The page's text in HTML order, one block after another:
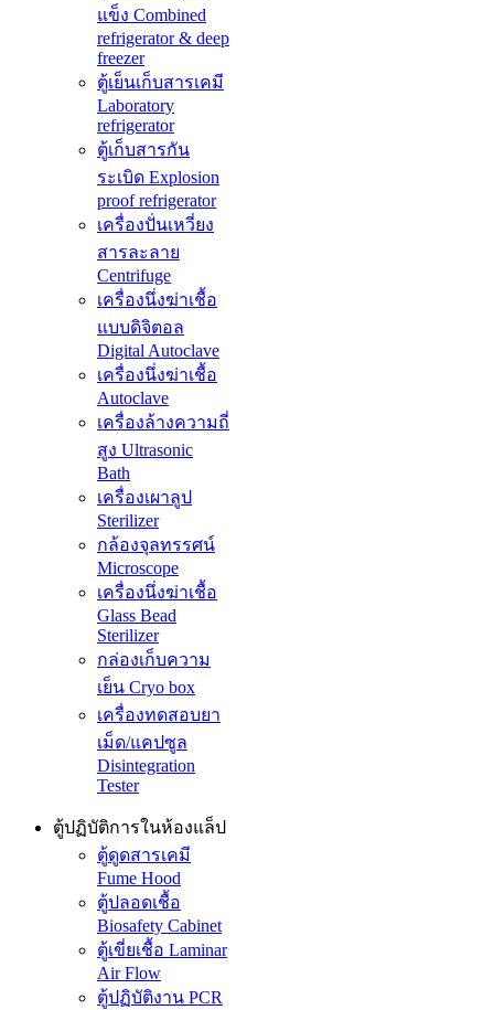
แข็ง Combined
refrigerator & deep
freezer
ตู้เย็นเก็บสารเคมี
Laboratory
refrigerator
ตู้เก็บสารกัน
ระเบิด Explosion
proof refrigerator
เครื่องปั่นเหวี่ยง
สารละลาย
Centrifuge
เครื่องนึ่งฆ่าเชื้อ
แบบดิจิตอล
Digital Autoclave
เครื่องนึ่งฆ่าเชื้อ
Autoclave
เครื่องล้างความถี่
สูง Ultrasonic
Bath
เครื่องเผาลูป
Sterilizer
กล้องจุลทรรศน์
Microscope
เครื่องนึ่งฆ่าเชื้อ
Glass Bead
Sterilizer
กล่องเก็บความ
เย็น Cryo box
เครื่องทดสอบยา
เม็ด/แคปซูล
Disintegration
Tester
ตู้ปฏิบัติการในห้องแล็ป
ตู้ดูดสารเคมี
Fume Hood
ตู้ปลอดเชื้อ
Biosafety Cabinet
ตู้เขี่ยเชื้อ Laminar
Air Flow
ตู้ปฏิบัติงาน PCR